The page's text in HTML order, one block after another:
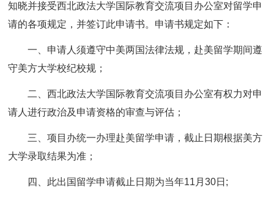
知晓并接受西北政法大学国际教育交流项目办公室对留学申
请的各项规定，并签订此申请书。申请书规定如下：
一、申请人须遵守中美两国法律法规，赴美留学期间遵
守美方大学校纪校规；
二、西北政法大学国际教育交流项目办公室有权力对申
请人进行政治及申请资格的审查与评估；
三、项目办统一办理赴美留学申请，截止日期根据美方
大学录取结果为准；
四、此出国留学申请截止日期为当年11月30日;